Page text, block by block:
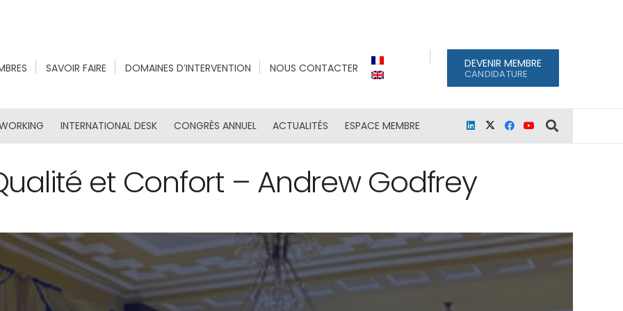
SAVOIR FAIRE DOMAINES D’INTERVENTION NOUS CONTACTER DEVENIR MEMBRE
CANDIDATURE
INTERNATIONAL DESK CONGRÈS ANNUEL ACTUALITÉS ESPACE MEMBRE
et Confort – Andrew Godfrey